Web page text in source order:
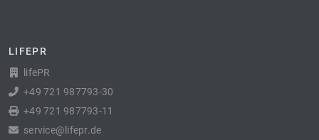
LIFEPR
lifePR
+49 721 987793-30
+49 721 987793-11
service@lifepr.de